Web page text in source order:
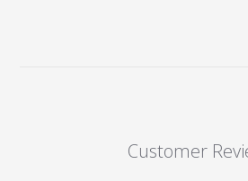
Customer